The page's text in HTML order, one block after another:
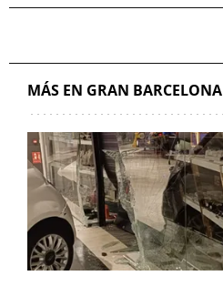
MÁS EN GRAN BARCELONA